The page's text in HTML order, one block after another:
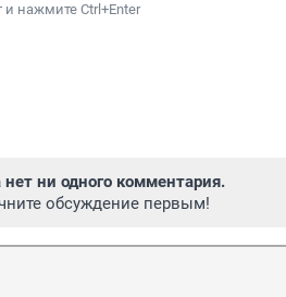
нажмите Ctrl+Enter
нет ни одного комментария.
обсуждение первым!